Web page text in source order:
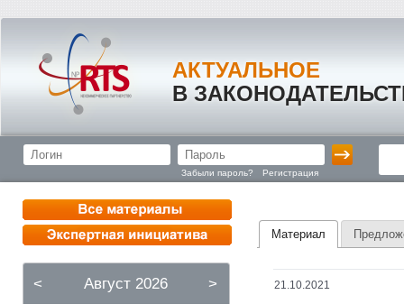
АКТУАЛЬНОЕ
В
Забыли пароль? Регистрация
< Август 2026 >
Материал
21.10.2021